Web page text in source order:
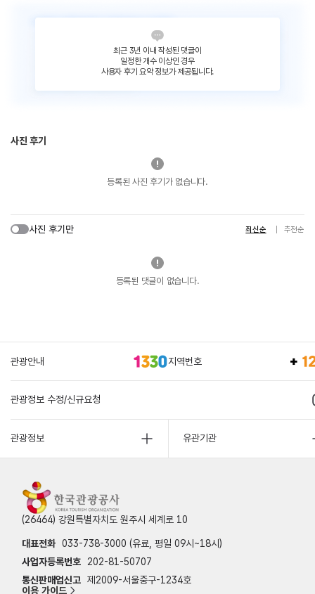
최근 3년 이내 작성된 댓글이
일정한 개수 이상인 경우
사용자 후기 요약 정보가 제공됩니다.
사진 후기
등록된 사진 후기가 없습니다.
사진 후기만 최신순 추천순
등록된 댓글이 없습니다.
관광안내 지역번호
관광정보 수정/신규요청
관광정보 유관기관
(26464) 강원특별자치도 원주시 세계로 10
대표전화 033-738-3000 (유료, 평일 09시~18시)
사업자등록번호
202-81-50707
통신판매업신고 제2009-서울중구-1234호
이용 가이드